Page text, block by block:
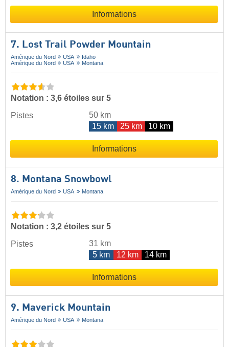
Informations
7. Lost Trail Powder Mountain
Amérique du Nord USA
Idaho
Amérique du Nord
USA Montana
Notation : 3,6 étoiles sur 5
Pistes
50 km
15 km
25 km 10 km
Informations
8. Montana Snowbowl
Amérique du Nord USA Montana
Notation : 3,2 étoiles sur 5
Pistes
31 km
5 km
12 km 14 km
Informations
9. Maverick Mountain
Amérique du Nord USA Montana